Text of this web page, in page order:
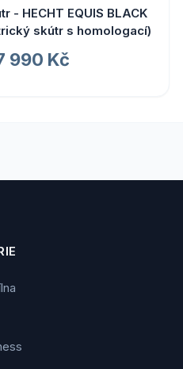
- HECHT EQUIS BLACK
skútr s homologací)
990 Kč